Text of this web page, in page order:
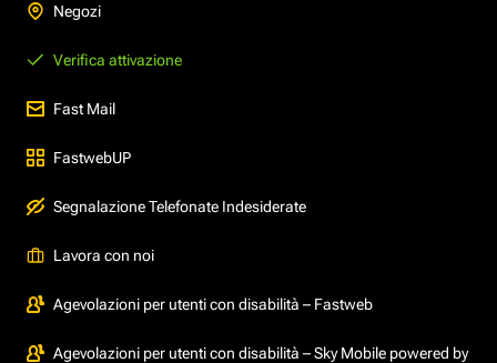
Negozi
Verifica attivazione
Fast Mail
FastwebUP
Segnalazione Telefonate Indesiderate
Lavora con noi
Agevolazioni per utenti con disabilità – Fastweb
Agevolazioni per utenti con disabilità – Sky Mobile powered by